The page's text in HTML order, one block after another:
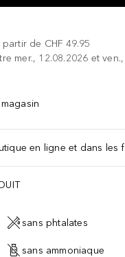
partir de CHF 49.95
mer., 12.08.2026 et
en ligne et dans les
sans phtalates
sans ammoniaque